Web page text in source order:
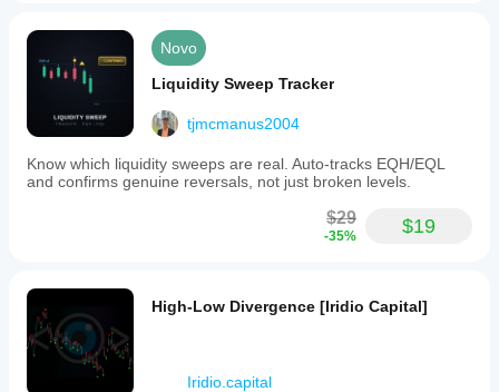
Novo
Liquidity Sweep Tracker
tjmcmanus2004
Know which liquidity sweeps are real. Auto-tracks EQH/EQL
and confirms genuine reversals, not just broken levels.
$29
-35% $19
High-Low Divergence [Iridio Capital]
Iridio.capital